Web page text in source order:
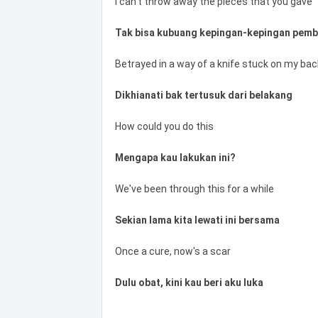
Tak bisa kubuang kepingan-kepingan
Betrayed in a way of a knife stuck on my
Dikhianati bak tertusuk dari belakang
How could you do this
Mengapa kau lakukan ini?
We've been through this for a while
Sekian lama kita lewati ini bersama
Once a cure, now's a scar
Dulu obat, kini kau beri aku luka